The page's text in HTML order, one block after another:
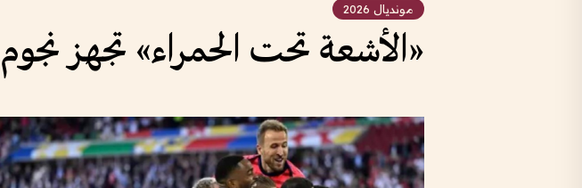
مونديال 2026
«الأشعة تحت الحمراء» تجهز